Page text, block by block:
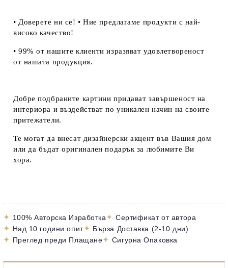
• Доверете ни се! • Ние предлагаме продукти с най-
високо качество!
• 99% от нашите клиенти изразяват удовлетвореност
от нашата продукция.
Добре подбраните картини придават завършеност на
интериора и въздействат по уникален начин на своите
притежатели.
Те могат да внесат дизайнерски акцент във Вашия дом
или да бъдат оригинален подарък за любимите Ви
хора.
✦ 100% Авторска Изработка✦ Сертификат от автора
✦ Над 10 години опит✦ Бърза Доставка (2-10 дни)
✦ Преглед преди Плащане✦ Сигурна Опаковка